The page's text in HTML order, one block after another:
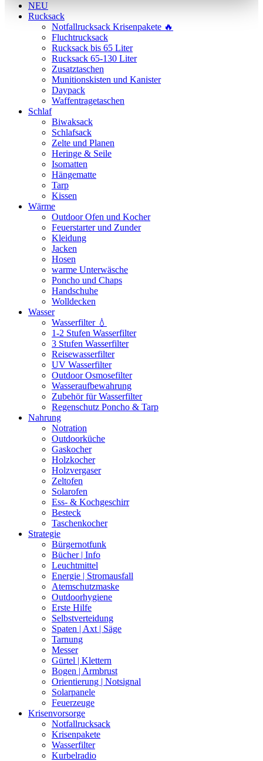
NEU
Rucksack
Notfallrucksack Krisenpakete 🔥
Fluchtrucksack
Rucksack bis 65 Liter
Rucksack 65-130 Liter
Zusatztaschen
Munitionskisten und Kanister
Daypack
Waffentragetaschen
Schlaf
Biwaksack
Schlafsack
Zelte und Planen
Heringe & Seile
Isomatten
Hängematte
Tarp
Kissen
Wärme
Outdoor Ofen und Kocher
Feuerstarter und Zunder
Kleidung
Jacken
Hosen
warme Unterwäsche
Poncho und Chaps
Handschuhe
Wolldecken
Wasser
Wasserfilter 💧
1-2 Stufen Wasserfilter
3 Stufen Wasserfilter
Reisewasserfilter
UV Wasserfilter
Outdoor Osmosefilter
Wasseraufbewahrung
Zubehör für Wasserfilter
Regenschutz Poncho & Tarp
Nahrung
Notration
Outdoorküche
Gaskocher
Holzkocher
Holzvergaser
Zeltofen
Solarofen
Ess- & Kochgeschirr
Besteck
Taschenkocher
Strategie
Bürgernotfunk
Bücher | Info
Leuchtmittel
Energie | Stromausfall
Atemschutzmaske
Outdoorhygiene
Erste Hilfe
Selbstverteidung
Spaten | Axt | Säge
Tarnung
Messer
Gürtel | Klettern
Bogen | Armbrust
Orientierung | Notsignal
Solarpanele
Feuerzeuge
Krisenvorsorge
Notfallrucksack
Krisenpakete
Wasserfilter
Kurbelradio